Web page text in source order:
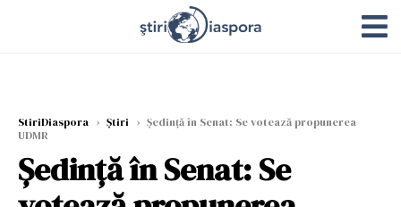
StiriDiaspora › Știri › Ședință în Senat: Se votează propunerea
UDMR
Ședință în Senat: Se